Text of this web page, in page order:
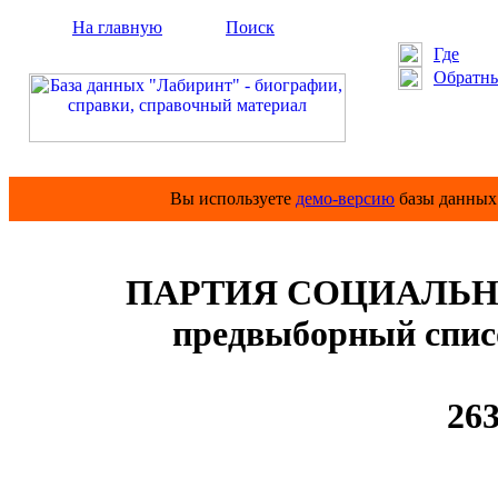
На главную
Поиск
Где
Вы используете демо-версию базы
ПАРТИЯ
предвыборный
263